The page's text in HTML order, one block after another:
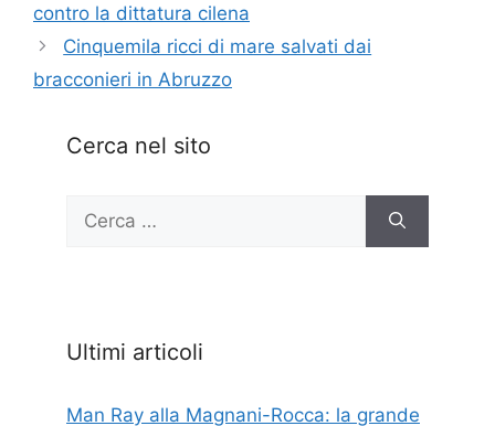
contro la dittatura cilena
Cinquemila ricci di mare salvati dai
bracconieri in Abruzzo
Cerca nel sito
per:
Ultimi articoli
Man Ray alla Magnani-Rocca: la grande